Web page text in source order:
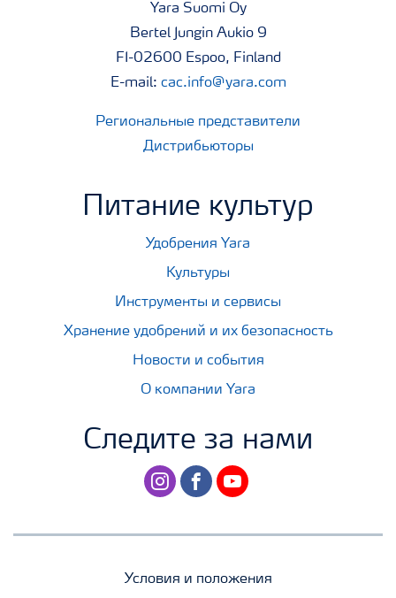
Yara Suomi Oy
Bertel Jungin Aukio 9
FI-02600 Espoo, Finland
E-mail: cac.info@yara.com
Региональные представители
Дистрибьюторы
Питание культур
Удобрения Yara
Культуры
Инструменты и сервисы
Хранение удобрений и их безопасность
Новости и события
О компании Yara
Следите за нами
instagramfacebookyoutube
Условия и положения